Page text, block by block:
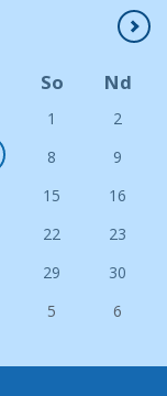
So Nd
1
2
8
9
15
16
22
23
29
30
5 6